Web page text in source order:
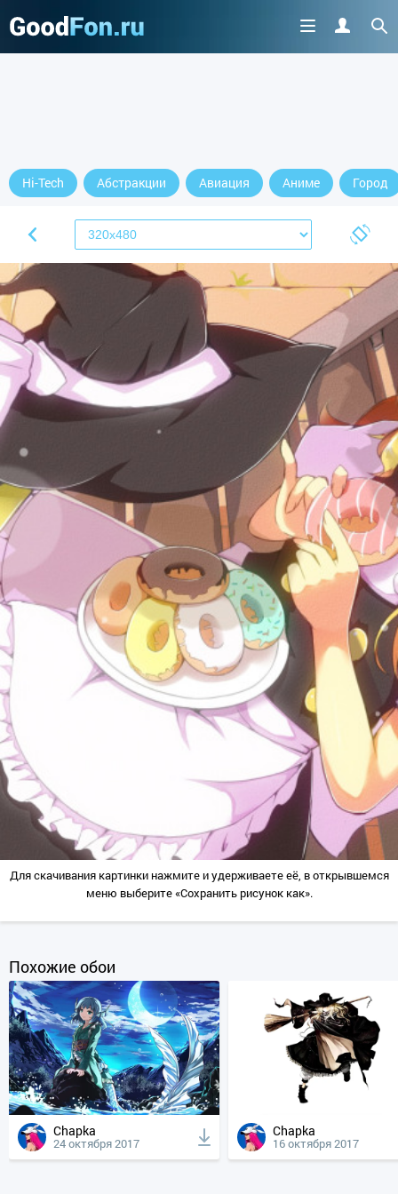
Hi-Tech Абстракции Авиация Аниме Город
Для скачивания картинки нажмите и удерживаете её, в открывшемся
меню выберите «Сохранить рисунок как».
Похожие обои
Chapka
24 октября 2017
Chapka
16 октября 2017